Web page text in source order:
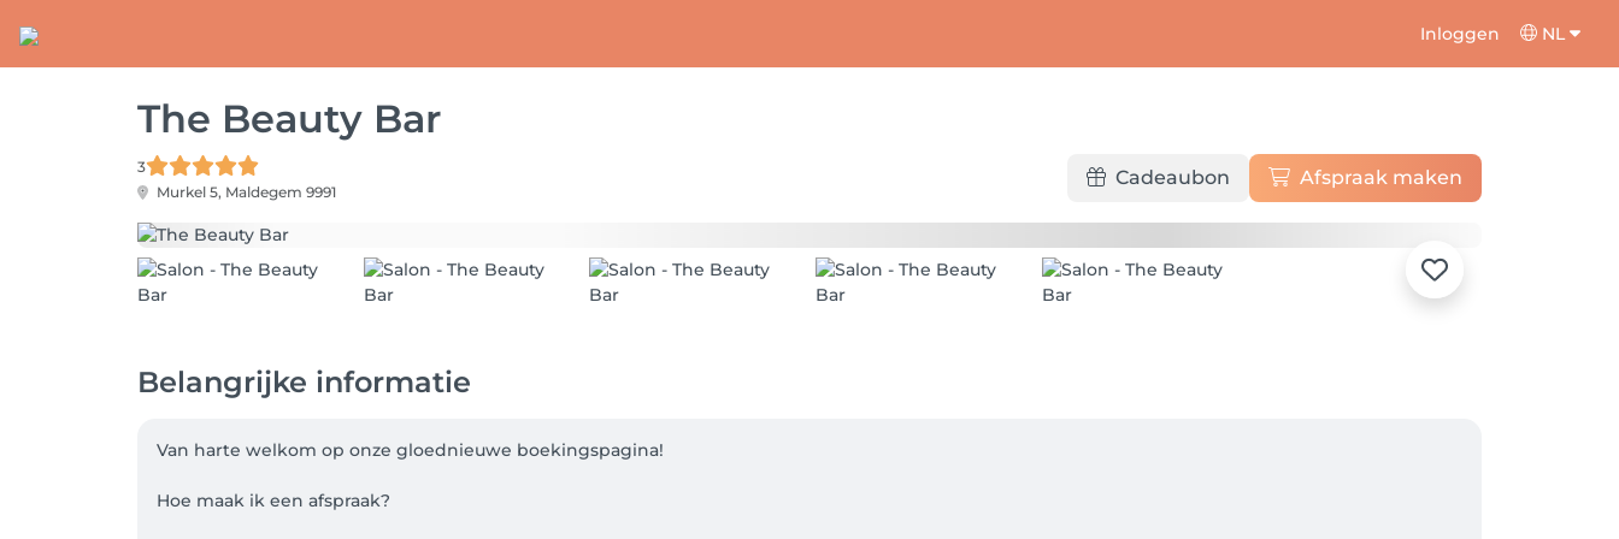
Inloggen NL
The Beauty Bar
3
Murkel 5, Maldegem 9991
Cadeaubon Afspraak maken
Belangrijke informatie
Van harte welkom op onze gloednieuwe boekingspagina!
Hoe maak ik een afspraak?